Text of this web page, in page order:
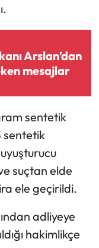
Arslan’dan
mesajlar
sentetik
sentetik
suçtan elde
ele geçirildi.
adliyeye
hakimlikçe